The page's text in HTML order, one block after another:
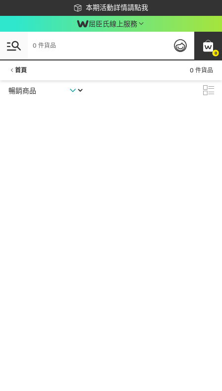
本期活動詳情請點我
下載app最高回饋$350
屈臣氏線上服務
0
0 件貨品
首頁 0 件貨品